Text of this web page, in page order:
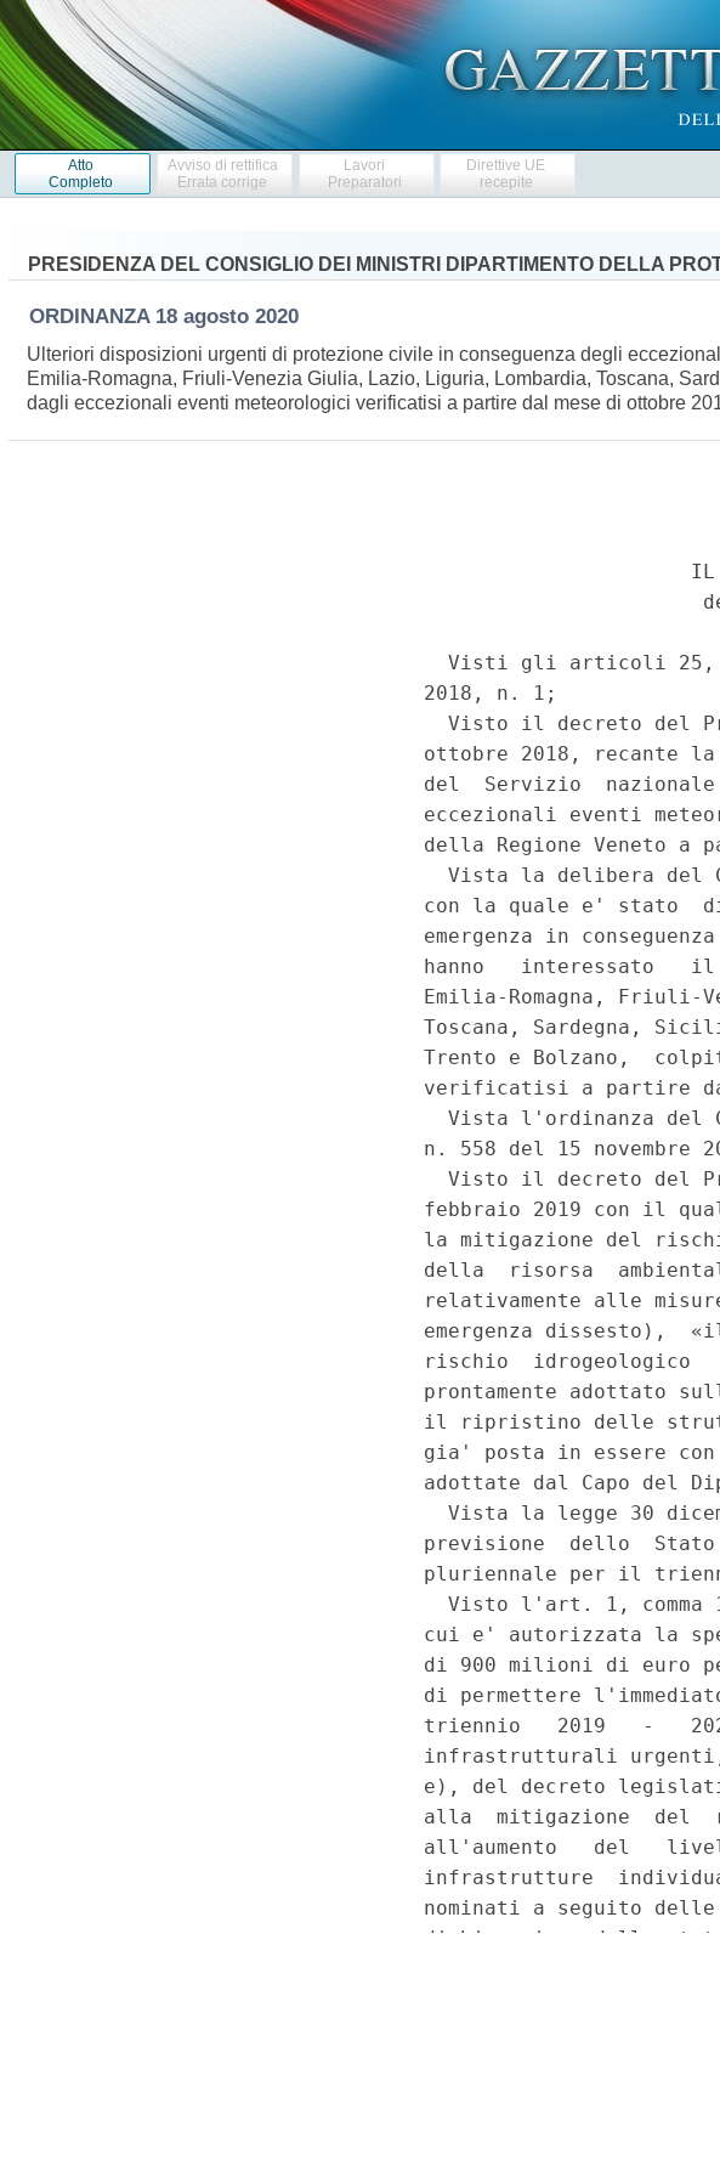
Atto
Completo
Avviso di rettifica
Errata corrige
Lavori
Preparatori
Direttive UE
recepite
PRESIDENZA DEL CONSIGLIO DEI MINISTRI DIPARTIMENTO DELLA
ORDINANZA 18 agosto 2020
Ulteriori disposizioni urgenti di protezione civile in conseguenza degli
Emilia-Romagna, Friuli-Venezia Giulia, Lazio, Liguria, Lombardia, Toscana,
dagli eccezionali eventi meteorologici verificatisi a partire dal mese di ottobre